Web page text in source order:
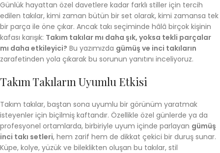
Günlük hayattan özel davetlere kadar farklı stiller için tercih
edilen takılar, kimi zaman bütün bir set olarak, kimi zamansa tek
bir parça ile öne çıkar. Ancak takı seçiminde hâlâ birçok kişinin
kafası karışık: Takım takılar mı daha şık, yoksa tekli parçalar
mı daha etkileyici? Bu yazımızda gümüş ve inci takıların
zarafetinden yola çıkarak bu sorunun yanıtını inceliyoruz.
Takım Takıların Uyumlu Etkisi
Takım takılar, baştan sona uyumlu bir görünüm yaratmak
isteyenler için biçilmiş kaftandır. Özellikle özel günlerde ya da
profesyonel ortamlarda, birbiriyle uyum içinde parlayan gümüş
inci takı setleri, hem zarif hem de dikkat çekici bir duruş sunar.
Küpe, kolye, yüzük ve bileklikten oluşan bu takılar, stil